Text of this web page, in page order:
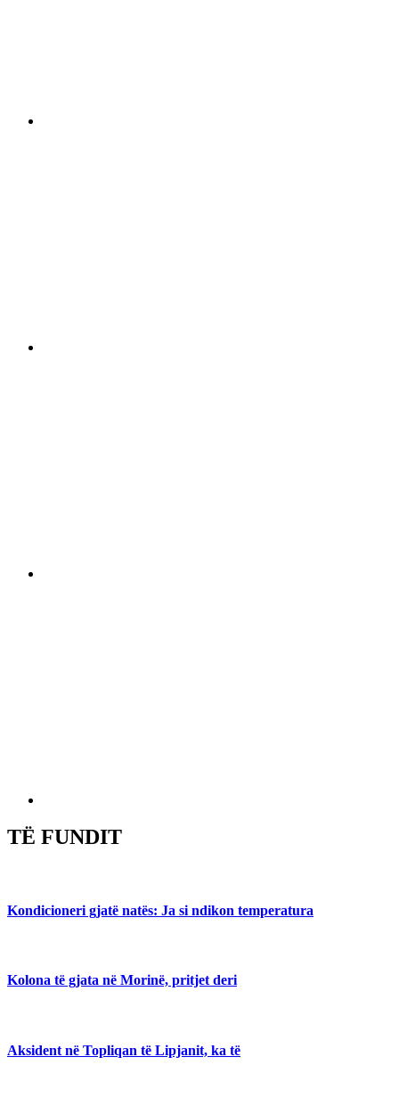
TË FUNDIT
Kondicioneri gjatë natës: Ja si ndikon temperatura
Kolona të gjata në Morinë, pritjet deri
Aksident në Topliqan të Lipjanit, ka të